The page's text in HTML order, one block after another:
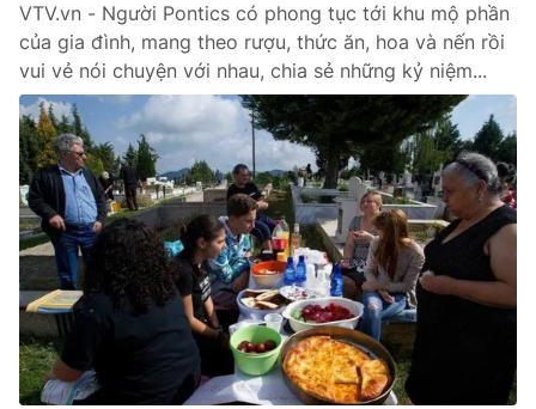
VTV9 VTV8
Liên hệ tòa soạn English
THỜI BÁO VTV
Theo dõi báo trên
Cơ quan chủ quản:Đài Truyền hình Việt Nam
VTV.vn - Người Pontics có phong tục tới khu mộ phần
của gia đình, mang theo rượu, thức ăn, hoa và nến rồi
vui vẻ nói chuyện với nhau, chia sẻ những kỷ niệm...